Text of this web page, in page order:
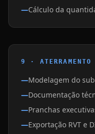
Cálculo da
9 · ATERRAMENTO
Modelagem do
Documentação
Pranchas
Exportação RVT e